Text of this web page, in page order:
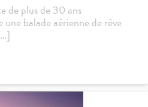
de plus de 30 ans
une balade aérienne de rêve